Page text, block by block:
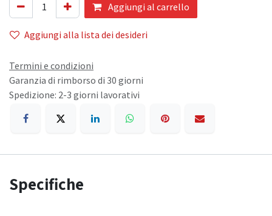
Aggiungi al carrello
Aggiungi alla lista dei desideri
Termini e condizioni
Garanzia di rimborso di 30 giorni
Spedizione: 2-3 giorni lavorativi
Specifiche